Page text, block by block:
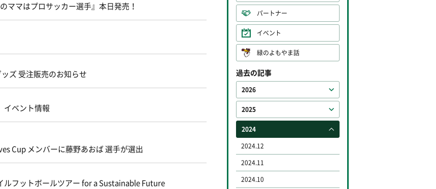
ママはプロサッカー選手』本日発売！
ズ 受注販売のお知らせ
イベント情報
Cup メンバーに藤野あおば 選手が選出
フットボールツアー for a Sustainable Future
パートナー
イベント
緑のよもやま話
過去の記事
2026
2025
2024
2024.12
2024.11
2024.10